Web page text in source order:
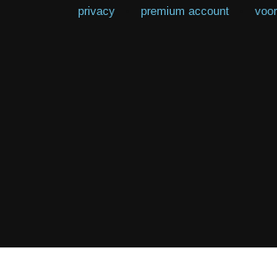
privacy premium account